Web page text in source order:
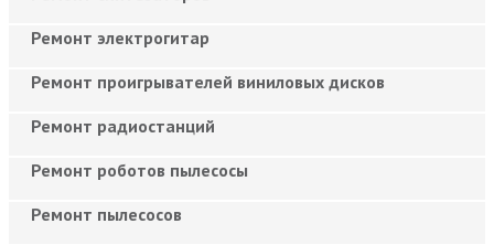
Ремонт электрогитар
Ремонт проигрывателей виниловых дисков
Ремонт радиостанций
Ремонт роботов пылесосы
Ремонт пылесосов